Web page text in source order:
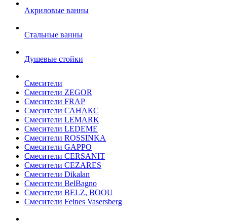
Акриловые ванны
Стальные ванны
Душевые стойки
Смесители
Смесители ZEGOR
Смесители FRAP
Смесители САНАКС
Смесители LEMARK
Смесители LEDEME
Смесители ROSSINKA
Смесители GAPPO
Смесители CERSANIT
Смесители CEZARES
Смесители Dikalan
Смесители BelBagno
Смесители BELZ, BOOU
Смесители Feines Vasersberg